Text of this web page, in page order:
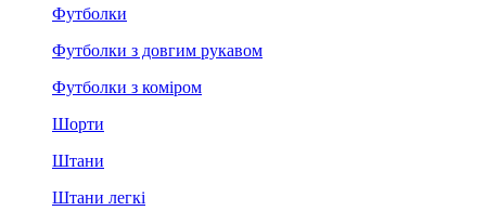
Футболки
Футболки з довгим рукавом
Футболки з коміром
Шорти
Штани
Штани легкі